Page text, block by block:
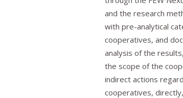
and the research
with pre-analytical
cooperatives, and
analysis of the
the scope of the
indirect actions
cooperatives,